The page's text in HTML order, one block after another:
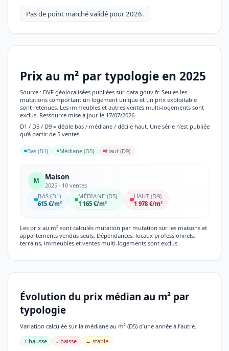
Pas de point marché validé pour 2026.
Prix au m² par typologie en 2025
Source : DVF géolocalisées publiées sur data.gouv.fr. Seules les
mutations comportant un logement unique et un prix exploitable
sont retenues. Les immeubles et autres ventes multi-logements sont
exclus. Ressource mise à jour le 17/07/2026.
D1 / D5 / D9 = décile bas / médiane / décile haut. Une série n’est publiée
qu’à partir de 5 ventes.
Bas (D1) Médiane (D5) Haut (D9)
M Maison
2025 · 10 ventes
BAS (D1)
615 €/m²
MÉDIANE (D5)
1 165 €/m²
HAUT (D9)
1 978 €/m²
Les prix au m² sont calculés mutation par mutation sur les maisons et
appartements vendus seuls. Dépendances, locaux professionnels,
terrains, immeubles et ventes multi-logements sont exclus.
Évolution du prix médian au m² par
typologie
Variation calculée sur la médiane au m² (D5) d’une année à l’autre.
↑ hausse
↓ baisse → stable